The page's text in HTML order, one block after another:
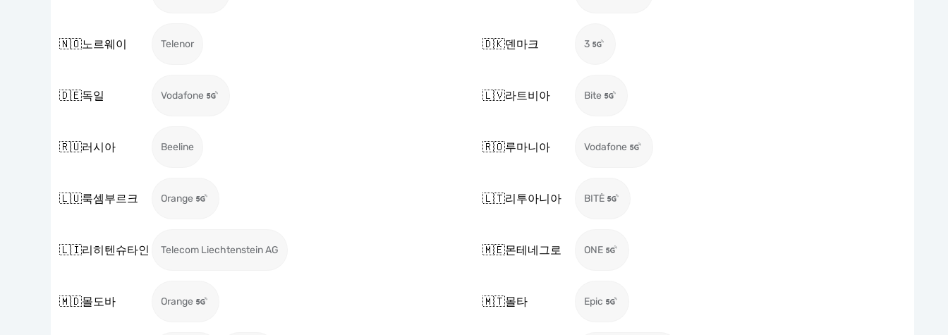
🇳🇴노르웨이 Telenor 🇩🇰덴마크 3
🇩🇪독일 Vodafone 🇱🇻라트비아 Bite
🇷🇺러시아 Beeline 🇷🇴루마니아 Vodafone
🇱🇺룩셈부르크 Orange 🇱🇹리투아니아 BITĖ
🇱🇮리히텐슈타인 Telecom Liechtenstein AG 🇲🇪몬테네그로 ONE
🇲🇩몰도바 Orange 🇲🇹몰타 Epic